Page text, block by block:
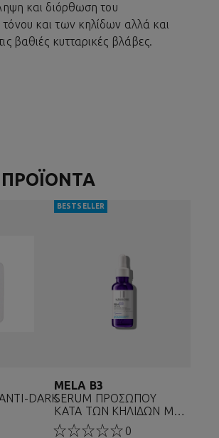
και διόρθωση του
και των κηλίδων αλλά και
βαθιές κυτταρικές βλάβες.
DARK
BESTSELLER
MELA B3
SERUM ΠΡΟΣΩΠΟΥ
ΚΑΤΑ ΤΩΝ ΚΗΛΙΔΩΝ ΜΕ
ΝΙΑΣΙΝΑΜΙΔΗ & MELASYL
0